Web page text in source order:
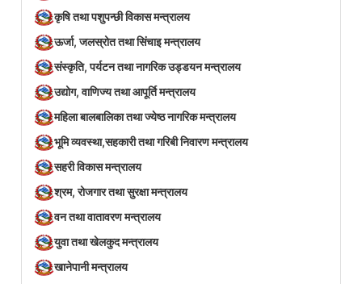
कृषि तथा पशुपन्छी विकास मन्त्रालय
ऊर्जा, जलस्रोत तथा सिंचाइ मन्त्रालय
संस्कृति, पर्यटन तथा नागरिक उड्डयन मन्त्रालय
उद्योग, वाणिज्य तथा आपूर्ति मन्त्रालय
महिला बालबालिका तथा ज्येष्ठ नागरिक मन्त्रालय
भूमि व्यवस्था,सहकारी तथा गरिबी निवारण मन्त्रालय
सहरी विकास मन्त्रालय
श्रम, रोजगार तथा सुरक्षा मन्त्रालय
वन तथा वातावरण मन्त्रालय
युवा तथा खेलकुद मन्त्रालय
खानेपानी मन्त्रालय